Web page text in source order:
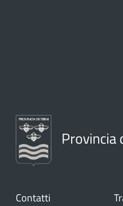
Provincia
Contatti